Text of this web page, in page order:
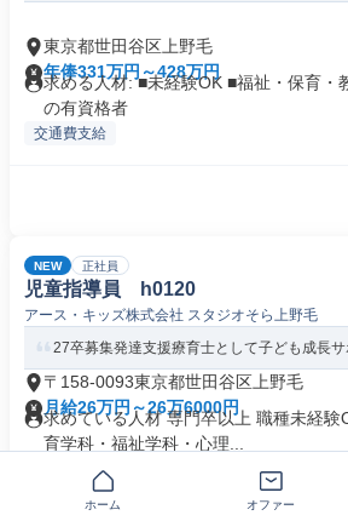
東京都世田谷区上野毛
年俸331万円～428万円
求める人材: ■未経験OK ■福祉・保育・
の有資格者
交通費支給
NEW 正社員
児童指導員 h0120
アース・キッズ株式会社 スタジオそら上野毛
27卒募集発達支援療育士として子ども成長
〒158-0093東京都世田谷区上野毛
月給26万円～26万6000円
求めている人材 専門卒以上 職種未経験
育学科・福祉学科・心理...
ホーム オファー